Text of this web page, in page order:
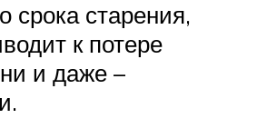
срока старения,
к потере
и даже –